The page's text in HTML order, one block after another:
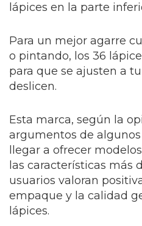
lápices en la parte
Para un mejor agarre
o pintando, los 36
para que se ajusten a
deslicen.
Esta marca, según la
argumentos de
llegar a ofrecer
las características más
usuarios valoran
empaque y la calidad
lápices.